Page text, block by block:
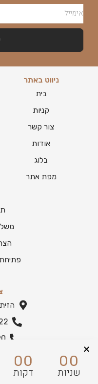
ניווט באתר
בית
קניות
צור קשר
אודות
בלוג
מפת אתר
הזית 27, מושב גינתון
00
דקות
00
שניות